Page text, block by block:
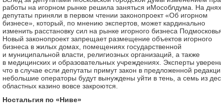
работы на игорном рынке решила заняться иМособлдума. На днях
депутаты приняли в первом чтении законопроект «Об игорном
бизнесе», который, по мнению экспертов, может кардинально
изменить расстановку сил на рынке игорного бизнеса
Новый законопроект запрещает размещение объектов игорного
бизнеса в жилых домах, помещениях государственной
и муниципальной власти, религиозных организаций, а также
в медицинских и образовательных учреждениях. Эксперты
что в случае если депутаты примут закон в предложенной
небольшие операторы будут вынуждены уйти в тень, а семь из
областных казино вовсе закроются.
Ностальгия по «Ниве»